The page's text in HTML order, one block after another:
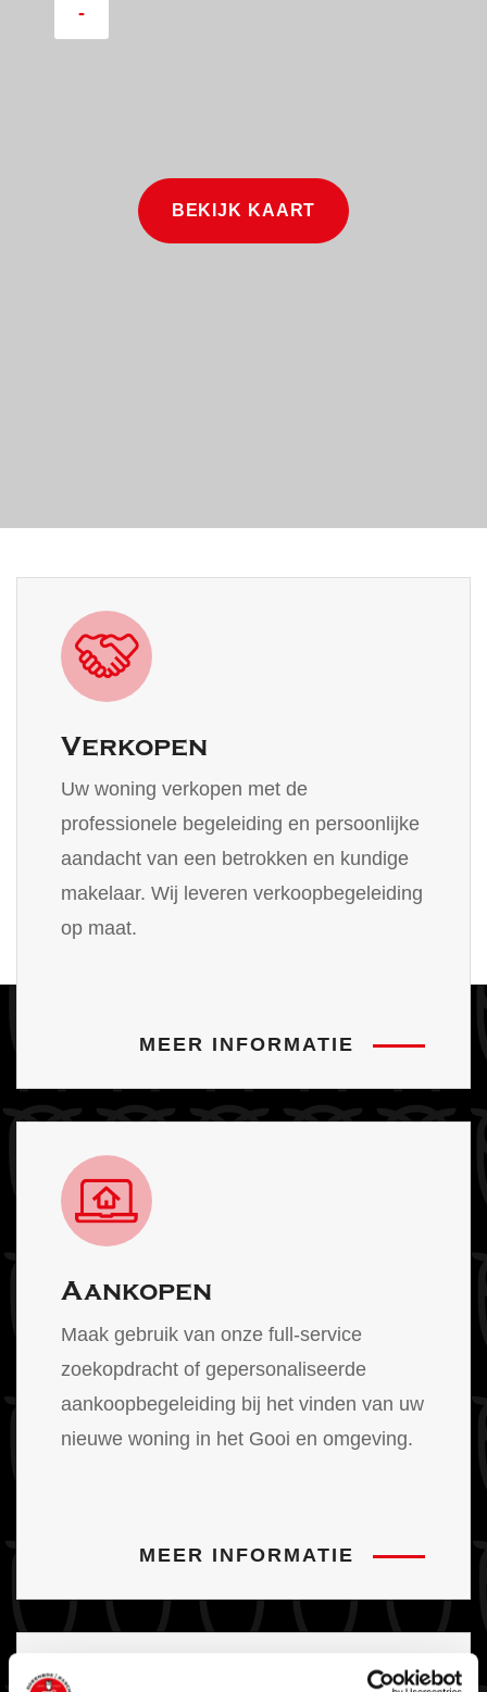
BEKIJK KAART
-
Verkopen
Uw woning verkopen met de
professionele begeleiding en persoonlijke
aandacht van een betrokken en kundige
makelaar. Wij leveren verkoopbegeleiding
op maat.
MEER INFORMATIE
Aankopen
Maak gebruik van onze full-service
zoekopdracht of gepersonaliseerde
aankoopbegeleiding bij het vinden van uw
nieuwe woning in het Gooi en omgeving.
MEER INFORMATIE